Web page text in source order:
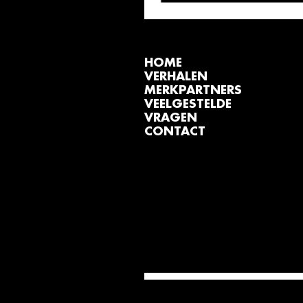
HOME
VERHALEN
MERKPARTNERS
VEELGESTELDE
VRAGEN
CONTACT